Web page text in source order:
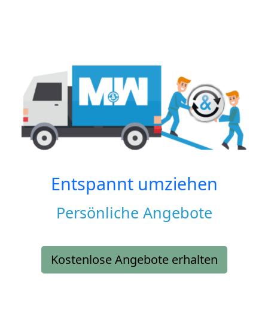
Entspannt umziehen
Persönliche Angebote
Kostenlose Angebote erhalten